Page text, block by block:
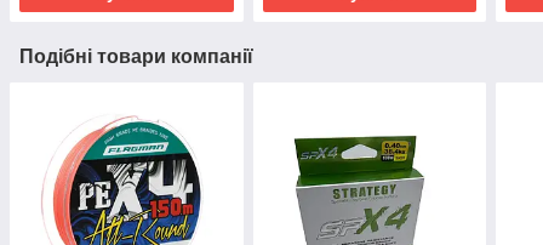
Подібні товари компанії